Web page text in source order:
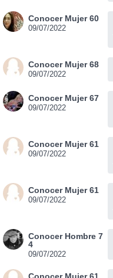
Conocer Mujer 60
09/07/2022
Conocer Mujer 68
09/07/2022
Conocer Mujer 67
09/07/2022
Conocer Mujer 61
09/07/2022
Conocer Mujer 61
09/07/2022
Conocer Hombre 7
4
09/07/2022